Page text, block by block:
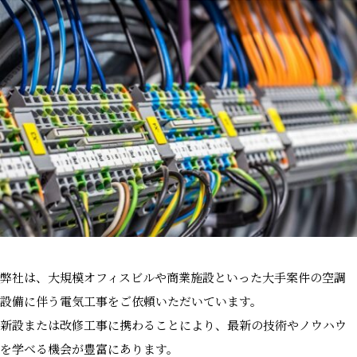
弊社は、大規模オフィスビルや商業施設といった大手案件の空調
設備に伴う電気工事をご依頼いただいています。
新設または改修工事に携わることにより、最新の技術やノウハウ
を学べる機会が豊富にあります。